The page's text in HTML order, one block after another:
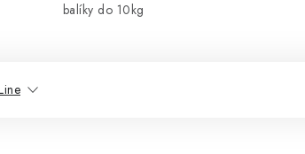
balíky do 10kg